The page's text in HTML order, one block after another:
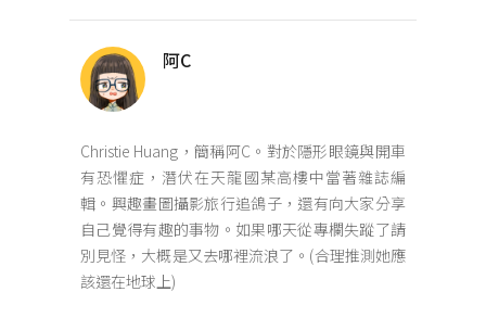
阿C
Christie Huang，簡稱阿C。對於隱形眼鏡與開車
有恐懼症，潛伏在天龍國某高樓中當著雜誌編
輯。興趣畫圖攝影旅行追鴿子，還有向大家分享
自己覺得有趣的事物。如果哪天從專欄失蹤了請
別見怪，大概是又去哪裡流浪了。(合理推測她應
該還在地球上)